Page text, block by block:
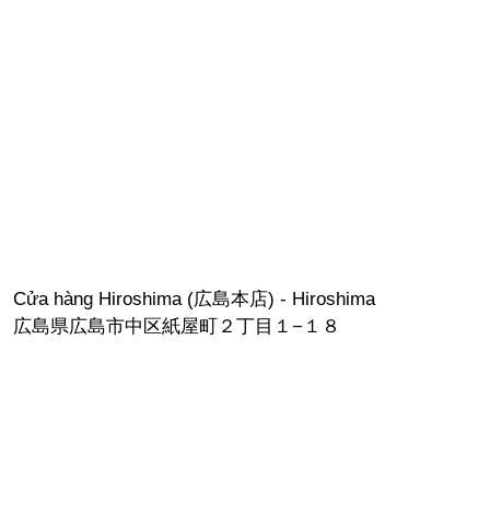
Cửa hàng Hiroshima (広島本店) - Hiroshima
広島県広島市中区紙屋町２丁目１−１８